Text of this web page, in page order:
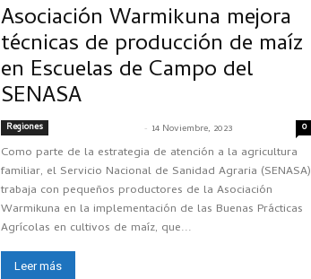
Asociación Warmikuna mejora
técnicas de producción de maíz
en Escuelas de Campo del
SENASA
Regiones - 14 Noviembre, 2023 0
Como parte de la estrategia de atención a la agricultura
familiar, el Servicio Nacional de Sanidad Agraria (SENASA)
trabaja con pequeños productores de la Asociación
Warmikuna en la implementación de las Buenas Prácticas
Agrícolas en cultivos de maíz, que...
Leer más